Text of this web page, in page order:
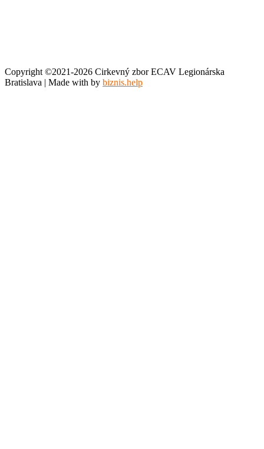
Copyright ©2021-2026 Cirkevný zbor ECAV Legionárska
Bratislava | Made with by biznis.help